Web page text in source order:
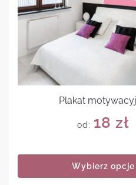
Plakat
od: 18 zł
Wybierz opcje